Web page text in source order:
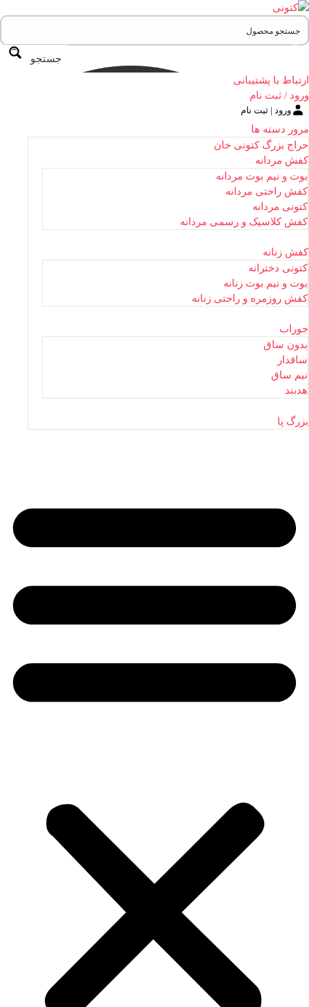
جستجو
ارتباط با پشتیبانی
ورود / ثبت نام
ورود | ثبت نام
مرور دسته ها
حراج بزرگ کتونی خان
کفش مردانه
بوت و نیم بوت مردانه
کفش راحتی مردانه
کتونی مردانه
کفش کلاسیک و رسمی مردانه
کفش زنانه
کتونی دخترانه
بوت و نیم بوت زنانه
کفش روزمره و راحتی زنانه
جوراب
بدون ساق
ساقدار
نیم ساق
هدبند
بزرگ پا